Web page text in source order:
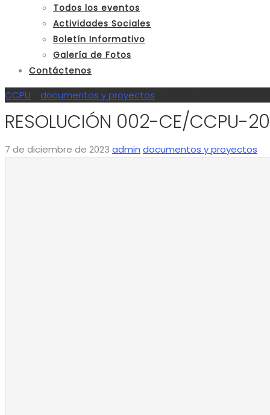
Todos los eventos
Actividades Sociales
Boletín Informativo
Galería de Fotos
Contáctenos
CCPU documentos y proyectos
RESOLUCIÓN 002-CE/CCPU-
7 de diciembre de 2023 admin documentos y proyectos